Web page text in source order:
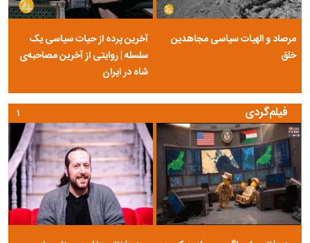
مرصاد و الهیات سیاسی مجاهدین
خلق
آخرین پرده از حیات سیاسی یک
سلسله | روایتی از آخرین مصاحبه‌ی
شاه در ایران
فیلم‌گردی ۱